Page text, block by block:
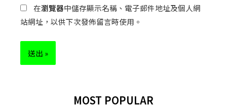
在瀏覽器中儲存顯示名稱、電子郵件地址及個人網
站網址，以供下次發佈留言時使用。
MOST POPULAR